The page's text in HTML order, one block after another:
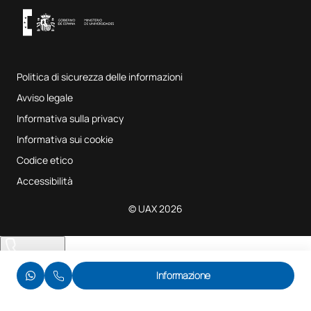
Aule di musica
Sistema interno di garanzia della qualità
Mappa del sito
© UAX 2026
Politica di sicurezza delle informazioni
Avviso legale
Informativa sulla privacy
Informativa sui cookie
Codice etico
Accessibilità
Ti chiamiamo
Informazione